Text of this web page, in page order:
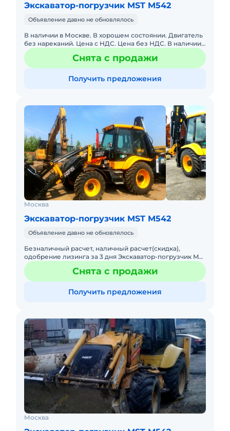
Экскаватор-погрузчик MST M542
Объявление давно не обновлялось
В наличии в Москве. В хорошем состоянии. Двигатель
без нареканий. Цена с НДС. Цена без НДС. В наличии.
Под заказ. Помогу с доставкой. Бесплатная доставка.
Обслу
Снята с продажи
Получить предложения
Москва
Экскаватор-погрузчик MST M542
Объявление давно не обновлялось
Безналичный расчет, наличный расчет(скидка),
одобрение лизинга за 3 дня Экскаватор-погрузчик MST
M542 - надежный и призводительный трудяга от
официального дилеСнята с продажи
Получить предложения
Москва